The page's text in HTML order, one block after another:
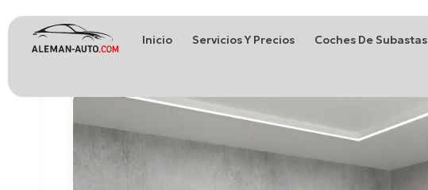
Inicio Servicios Y Precios Coches De Subastas